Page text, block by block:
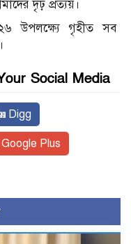
দৃঢ় প্রত্যয়।
উপলক্ষ্যে গৃহীত সব
Social Media
Digg
Google Plus